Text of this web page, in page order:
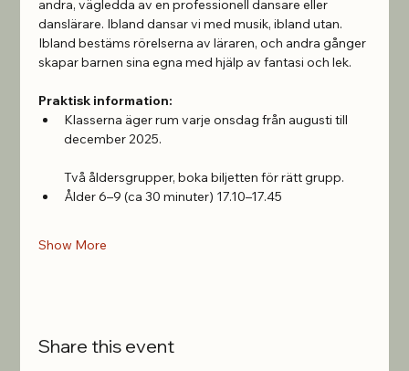
andra, vägledda av en professionell dansare eller
danslärare. Ibland dansar vi med musik, ibland utan.
Ibland bestäms rörelserna av läraren, och andra gånger
skapar barnen sina egna med hjälp av fantasi och lek.
Praktisk information:
Klasserna äger rum varje onsdag från augusti till
december 2025.
Två åldersgrupper, boka biljetten för rätt grupp.
Ålder 6–9 (ca 30 minuter) 17.10–17.45
Show More
Share this event